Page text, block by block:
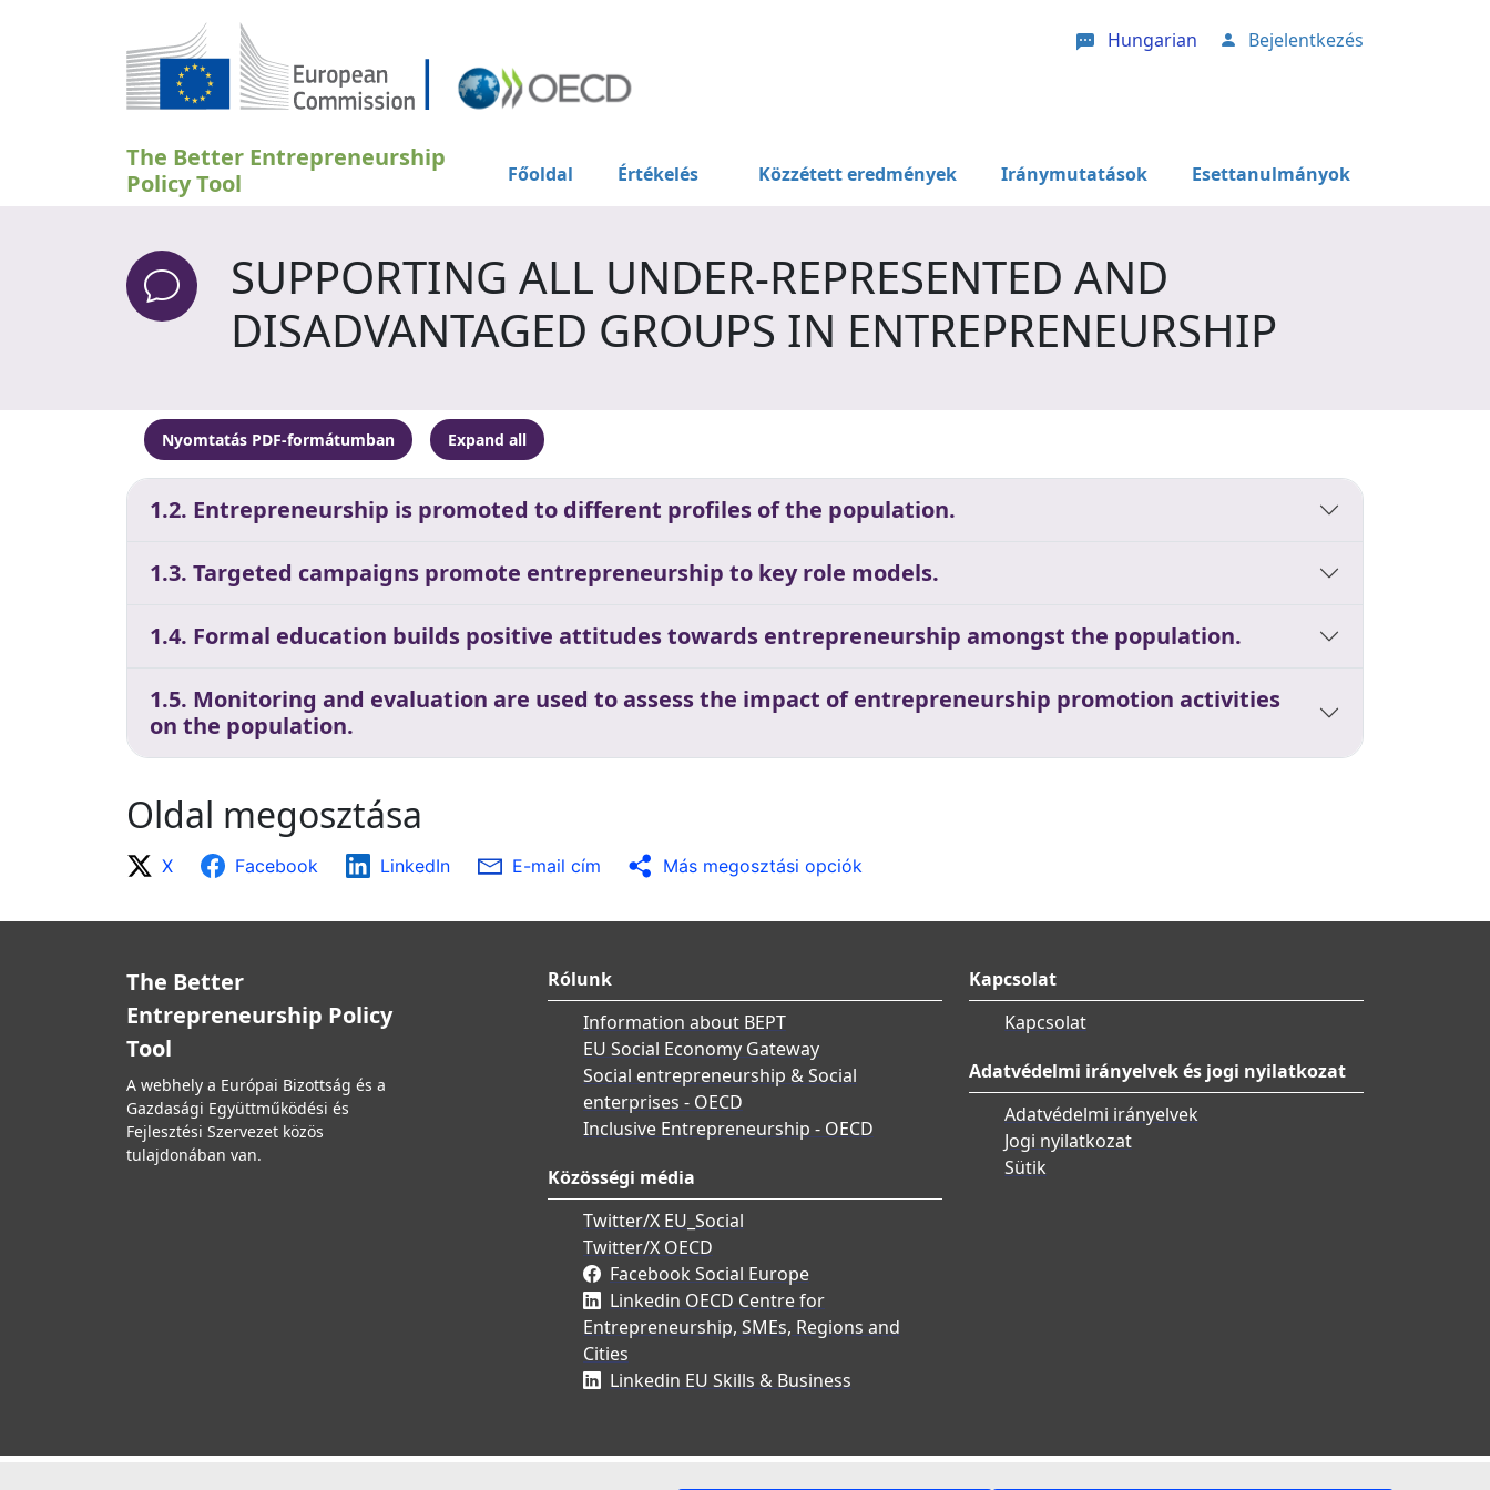
Hungarian User account menu
Bejelentkezés
The Better Entrepreneurship
Policy Tool
Főoldal Értékelés Közzétett eredmények Iránymutatások Esettanulmányok
SUPPORTING ALL UNDER-REPRESENTED AND
DISADVANTAGED GROUPS IN ENTREPRENEURSHIP
Nyomtatás PDF-formátumban Expand all
1.2. Entrepreneurship is promoted to different profiles of the population.
1.3. Targeted campaigns promote entrepreneurship to key role models.
1.4. Formal education builds positive attitudes towards entrepreneurship amongst the population.
1.5. Monitoring and evaluation are used to assess the impact of entrepreneurship promotion activities
on the population.
Oldal megosztása
X Facebook LinkedIn E-mail cím Más megosztási opciók
The Better
Entrepreneurship Policy
Tool
A webhely a Európai Bizottság és a
Gazdasági Együttműködési és
Fejlesztési Szervezet közös
tulajdonában van.
Rólunk
Information about BEPT
EU Social Economy Gateway
Social entrepreneurship & Social
enterprises - OECD
Inclusive Entrepreneurship - OECD
Közösségi média
Twitter/X EU_Social
Twitter/X OECD
Facebook Social Europe
Linkedin OECD Centre for
Entrepreneurship, SMEs, Regions and
Cities
Linkedin EU Skills & Business
Kapcsolat
Kapcsolat
Adatvédelmi irányelvek és jogi nyilatkozat
Adatvédelmi irányelvek
Jogi nyilatkozat
Sütik